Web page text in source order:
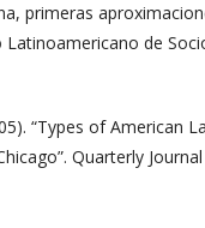
primeras
Latinoamericano de
“Types of American
Quarterly